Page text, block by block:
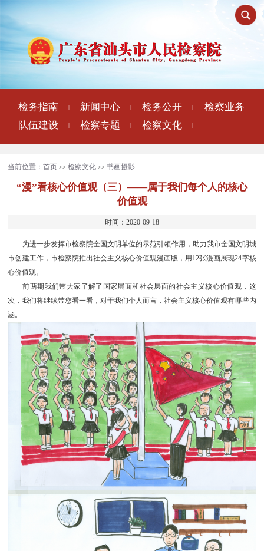
检务指南 新闻中心 检务公开
检察业务
队伍建设
检察专题 检察文化
当前位置：首页 >>检察文化 >>书画摄影
“漫”看核心价值观（三）——属于我们每个人的核心
价值观
时间：2020-09-18
为进一步发挥市检察院全国文明单位的示范引领作用，助力我市全国文明城
市创建工作，市检察院推出社会主义核心价值观漫画版，用12张漫画展现24字核
心价值观。
前两期我们带大家了解了国家层面和社会层面的社会主义核心价值观，这
次，我们将继续带您看一看，对于我们个人而言，社会主义核心价值观有哪些内
涵。